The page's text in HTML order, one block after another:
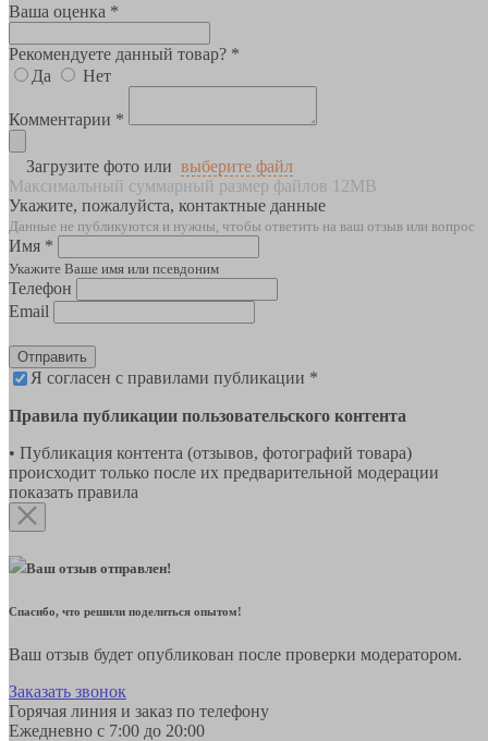
Ваша оценка *
Рекомендуете данный товар? *
Да
Нет
Комментарии *
Загрузите фото или выберите файл
Максимальный суммарный размер файлов 12MB
Укажите, пожалуйста, контактные данные
Данные не публикуются и нужны, чтобы ответить на ваш отзыв или вопрос
Имя *
Укажите Ваше имя или псевдоним
Телефон
Email
Отправить
Я согласен с правилами публикации *
Правила публикации пользовательского контента
• Публикация контента (отзывов, фотографий товара)
происходит только после их предварительной модерации
показать правила
Ваш отзыв отправлен!
Спасибо, что решили поделиться опытом!
Ваш отзыв будет опубликован после проверки модератором.
Заказать звонок
Горячая линия и заказ по телефону
Ежедневно с 7:00 до 20:00